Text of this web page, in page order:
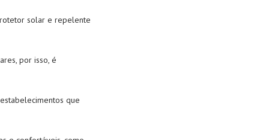
solar e repelente
, por isso, é
que